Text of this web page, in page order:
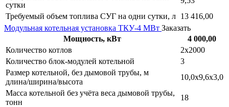
сутки
Требуемый объем топлива СУГ на одни сутки, л 13 416,00
Модульная котельная установка ТКУ-4 МВт Заказать
Мощность, кВт
4 000,00
Количество котлов
2х2000
Количество блок-модулей котельной
3
Размер котельной, без дымовой трубы, м
длина/ширина/высота
10,0х9,6х3,0
Масса котельной без учёта веса дымовой трубы,
тонн
18